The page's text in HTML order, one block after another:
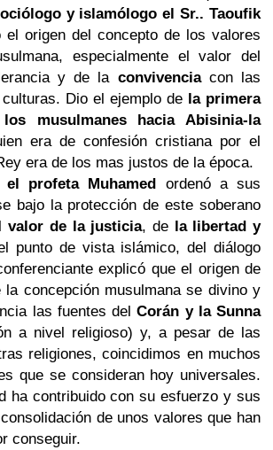
y islamólogo el Sr.. Taoufik
el origen del concepto de los valores
especialmente el valor del
y de la convivenciacon las
Dio el ejemplo de la primera
musulmanes hacia Abisinia-la
era de confesión cristiana por el
era de los mas justos de la época.
el profeta Muhamed ordenó a sus
bajo la protección de este soberano
valor de la justicia, de la libertad y
punto de vista islámico, del diálogo
explicó que el origen de
la concepción musulmana se divino y
las fuentes delCorán y la Sunna
a nivel religioso) y, a pesar de las
religiones, coincidimos en muchos
que se consideran hoy universales.
ha contribuido con su esfuerzo y sus
de unos valores que han
conseguir.